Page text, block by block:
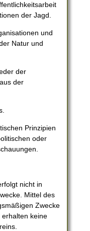
der Jagd.
und
Natur und
der
der
Prinzipien
oder
nicht in
Mittel des
Zwecke
keine